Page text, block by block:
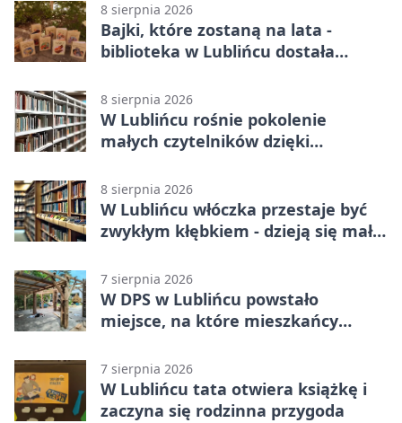
8 sierpnia 2026
Bajki, które zostaną na lata -
biblioteka w Lublińcu dostała
8 sierpnia 2026
W Lublińcu rośnie pokolenie
małych czytelników dzięki
8 sierpnia 2026
W Lublińcu włóczka przestaje być
zwykłym kłębkiem - dzieją się małe
7 sierpnia 2026
W DPS w Lublińcu powstało
miejsce, na które mieszkańcy
7 sierpnia 2026
W Lublińcu tata otwiera książkę i
zaczyna się rodzinna przygoda